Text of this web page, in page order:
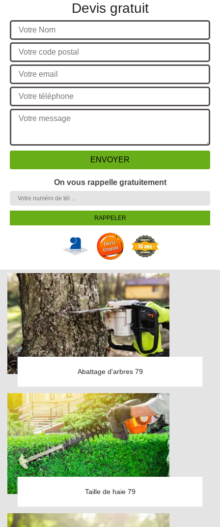
Devis gratuit
On vous rappelle gratuitement
Abattage d'arbres 79
Taille de haie 79